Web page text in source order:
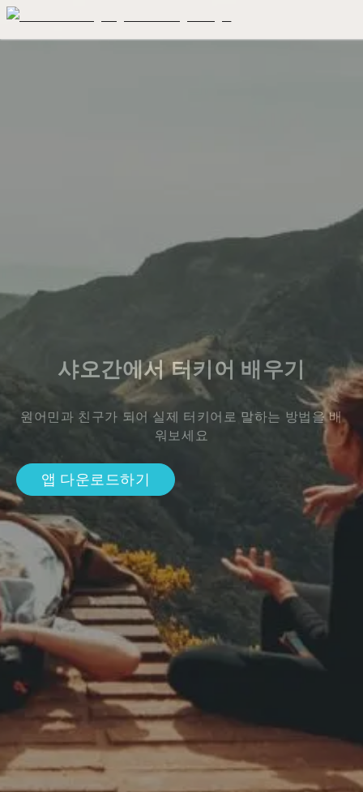
샤오간에서 터키어 배우기
원어민과 친구가 되어 실제 터키어로 말하는 방법을 배
워보세요
앱 다운로드하기